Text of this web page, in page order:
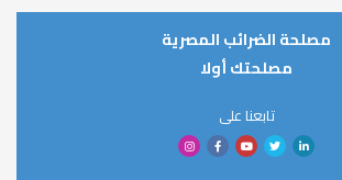
مصلحة الضرائب المصرية
مصلحتك أولا
تابعنا على